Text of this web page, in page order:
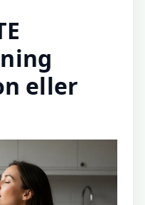
eller